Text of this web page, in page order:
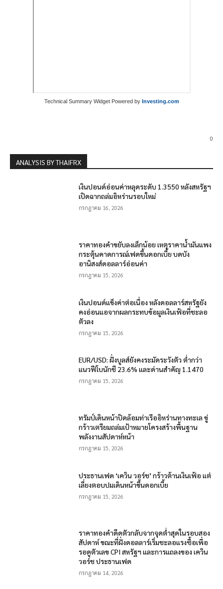
Technical Summary Widget Powered by Investing.com
0
ANALYSIS BY THAIFRX
เงินปอนด์อ่อนค่าหลุดระดับ 1.3550 หลังสหรัฐฯ
เปิดฉากถล่มอิหร่านรอบใหม่
กรกฎาคม 16, 2026
ราคาทองคำขยับลงเล็กน้อย เหตุราคาน้ำมันแพง
กระตุ้นคาดการณ์เฟดขึ้นดอกเบี้ย บดบัง
อานิสงส์ดอลลาร์อ่อนค่า
กรกฎาคม 15, 2026
เงินปอนด์แข็งค่าต่อเนื่อง หลังดอลลาร์สหรัฐยัง
คงอ่อนแอจากผลกระทบข้อมูลเงินเฟ้อที่ชะลอ
ตัวลง
กรกฎาคม 15, 2026
EUR/USD: ฝั่งบูลส์ยังคงระมัดระวังตัว ต่ำกว่า
แนวฟีโบนักชี 23.6% และด่านสำคัญ 1.1470
กรกฎาคม 15, 2026
ทรัมป์เดินหน้าปิดล้อมท่าเรืออิหร่านทางทะเล ขู่
กร้าวเตรียมถล่มเป้าหมายโครงสร้างพื้นฐาน
พลังงานสัปดาห์หน้า
กรกฎาคม 15, 2026
ประธานเฟด ‘เควิน วอร์ช’ กร้าวต้านเงินเฟ้อ แต่
เลี่ยงตอบปมเดินหน้าขึ้นดอกเบี้ย
กรกฎาคม 15, 2026
ราคาทองคำดีดตัวกลับจากจุดต่ำสุดในรอบสอง
สัปดาห์ ขณะที่ฝั่งดอลลาร์เริ่มชะลอแรงซื้อเพื่อ
รอดูตัวเลข CPI สหรัฐฯ และการแถลงของ เควิน
วอร์ช ประธานเฟด
กรกฎาคม 14, 2026